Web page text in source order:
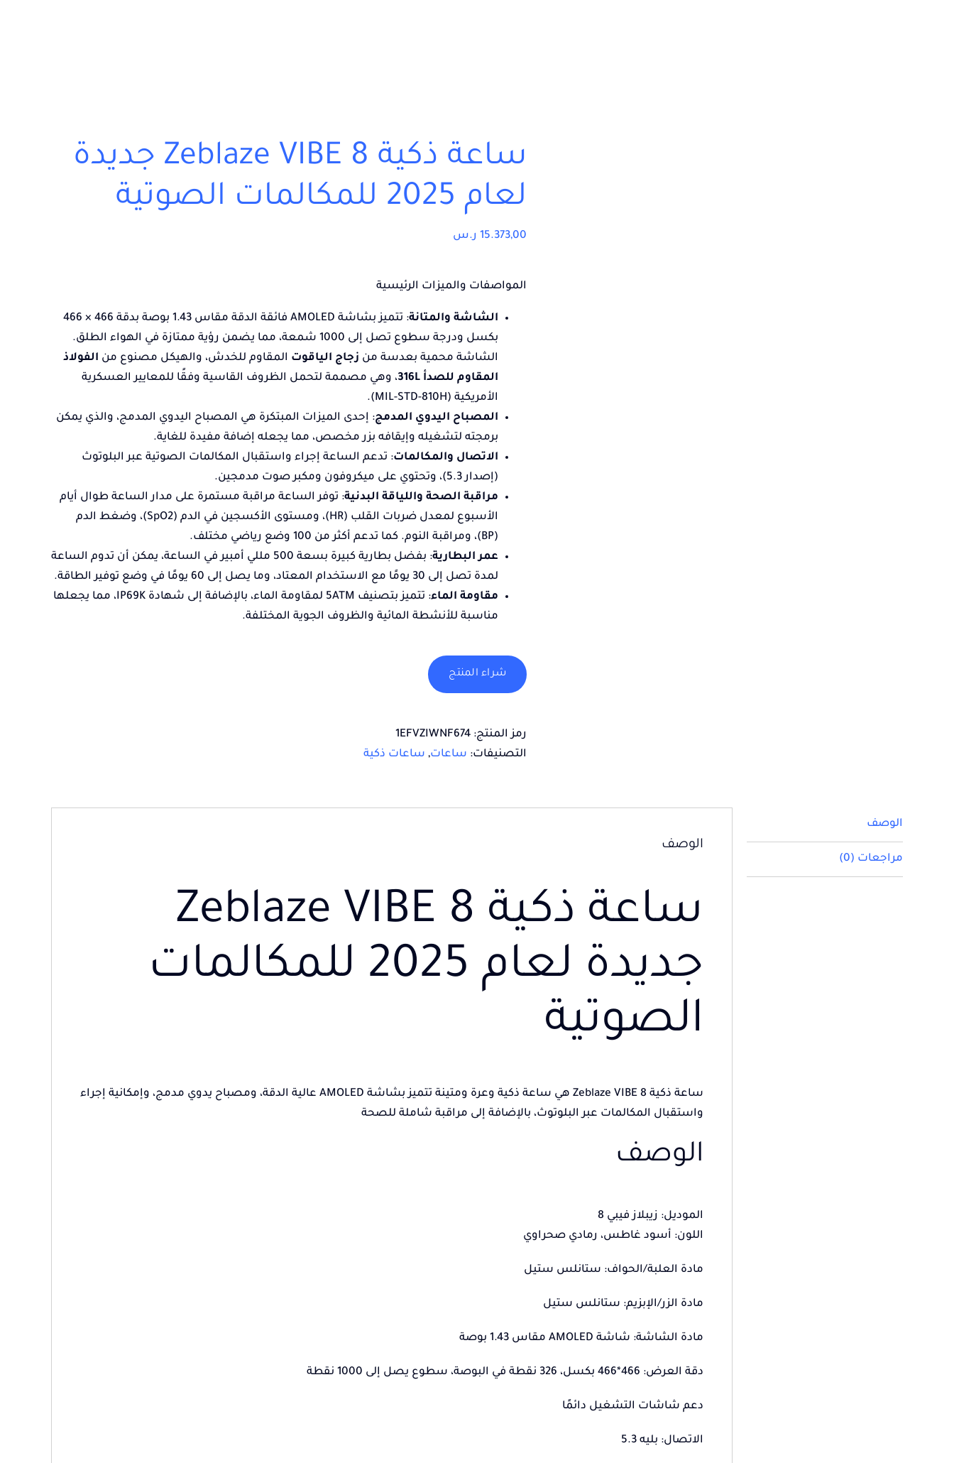
ساعة ذكية Zeblaze VIBE 8 جديدة
لعام 2025 للمكالمات الصوتية
15.373,00 ر.س
المواصفات والميزات الرئيسية
الشاشة والمتانة
: تتميز بشاشة AMOLED فائقة الدقة مقاس 1.43 بوصة بدقة 466 × 466
بكسل ودرجة سطوع تصل إلى 1000 شمعة، مما يضمن رؤية ممتازة في الهواء الطلق.
الشاشة محمية بعدسة من زجاج الياقوت المقاوم للخدش، والهيكل مصنوع من الفولاذ
المقاوم للصدأ 316L
، وهي مصممة لتحمل الظروف القاسية وفقًا للمعايير العسكرية
الأمريكية (MIL-STD-810H).
المصباح اليدوي المدمج: إحدى الميزات المبتكرة هي المصباح اليدوي المدمج، والذي يمكن
برمجته لتشغيله وإيقافه بزر مخصص، مما يجعله إضافة مفيدة للغاية.
الاتصال والمكالمات: تدعم الساعة إجراء واستقبال المكالمات الصوتية عبر البلوتوث
(إصدار 5.3)، وتحتوي على ميكروفون ومكبر صوت مدمجين.
مراقبة الصحة واللياقة البدنية: توفر الساعة مراقبة مستمرة على مدار الساعة طوال أيام
الأسبوع لمعدل ضربات القلب (HR)، ومستوى الأكسجين في الدم (SpO2)، وضغط الدم
(BP)، ومراقبة النوم. كما تدعم أكثر من 100 وضع رياضي مختلف.
عمر البطارية
: بفضل بطارية كبيرة بسعة 500 مللي أمبير في الساعة، يمكن أن تدوم الساعة
لمدة تصل إلى 30 يومًا مع الاستخدام المعتاد، وما يصل إلى 60 يومًا في وضع توفير الطاقة.
مقاومة الماء
: تتميز بتصنيف 5ATM لمقاومة الماء، بالإضافة إلى شهادة IP69K، مما يجعلها
مناسبة للأنشطة المائية والظروف الجوية المختلفة.
شراء المنتج
رمز المنتج: 1EFVZIWNF674
التصنيفات: ساعات, ساعات ذكية
الوصف
مراجعات (0)
الوصف
ساعة ذكية Zeblaze VIBE 8
جديدة لعام 2025 للمكالمات
الصوتية
ساعة ذكية Zeblaze VIBE 8 هي ساعة ذكية وعرة ومتينة تتميز بشاشة AMOLED عالية الدقة، ومصباح يدوي مدمج، وإمكانية إجراء
واستقبال المكالمات عبر البلوتوث، بالإضافة إلى مراقبة شاملة للصحة
الوصف
الموديل: زيبلاز فيبي 8
اللون: أسود غاطس، رمادي صحراوي
مادة العلبة/الحواف: ستانلس ستيل
مادة الزر/الإبزيم: ستانلس ستيل
مادة الشاشة: شاشة AMOLED مقاس 1.43 بوصة
دقة العرض: 466*466 بكسل، 326 نقطة في البوصة، سطوع يصل إلى 1000 نقطة
دعم شاشات التشغيل دائمًا
الاتصال: بليه 5.3